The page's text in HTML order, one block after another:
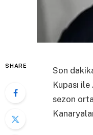
SHARE
Son
Kupası
sezon